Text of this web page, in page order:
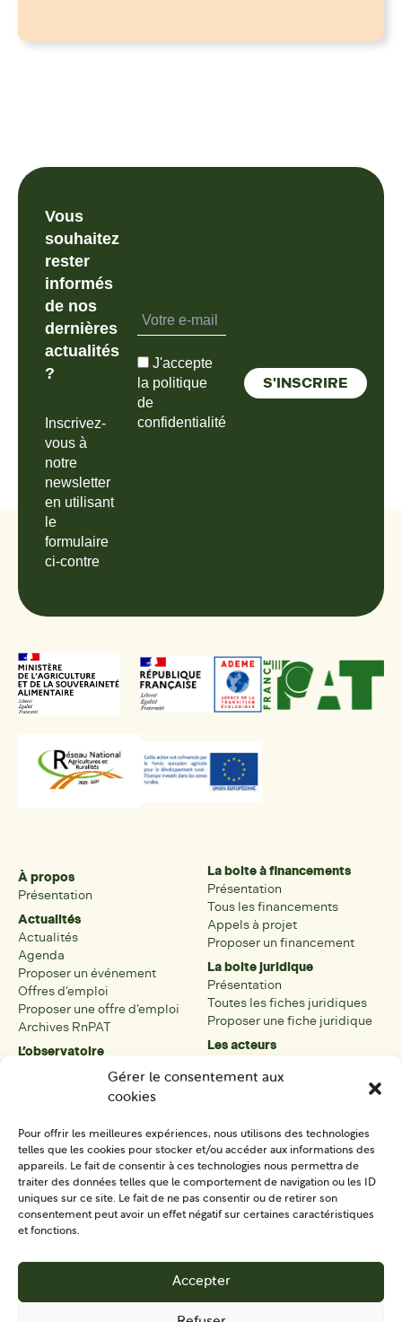
Gérer le consentement aux
cookies
Pour offrir les meilleures expériences, nous utilisons des technologies
telles que les cookies pour stocker et/ou accéder aux informations des
appareils. Le fait de consentir à ces technologies nous permettra de
traiter des données telles que le comportement de navigation ou les ID
uniques sur ce site. Le fait de ne pas consentir ou de retirer son
consentement peut avoir un effet négatif sur certaines caractéristiques
et fonctions.
Accepter
Vous
souhaitez
rester
informés
de nos
dernières
actualités
?
Inscrivez-
vous à
notre
newsletter
en utilisant
le
formulaire
ci-contre
J'accepte
la politique
de
confidentialité
À propos
Présentation
Actualités
Actualités
Agenda
Proposer un événement
Offres d’emploi
Proposer une offre d’emploi
Archives RnPAT
L’observatoire
Présentation de l’observatoire
La boîte à outils
Présentation
Tous les outils
Proposer un outil
La boite à financements
Présentation
Tous les financements
Appels à projet
Proposer un financement
La boite juridique
Présentation
Toutes les fiches juridiques
Proposer une fiche juridique
Les acteurs
Tous les acteurs
CONTACT
S'IMPLIQUER